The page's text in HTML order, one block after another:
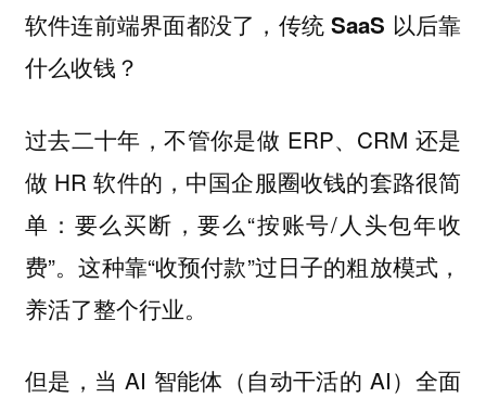
软件连前端界面都没了，传统 SaaS 以后靠
什么收钱？
过去二十年，不管你是做 ERP、CRM 还是
做 HR 软件的，中国企服圈收钱的套路很简
单：要么买断，要么“按账号/人头包年收
费”。这种靠“收预付款”过日子的粗放模式，
养活了整个行业。
但是，当 AI 智能体（自动干活的 AI）全面